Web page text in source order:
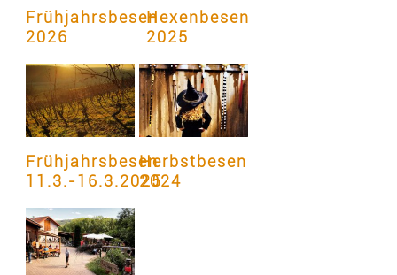
Frühjahrsbesen
2026
Hexenbesen
2025
Frühjahrsbesen
11.3.-16.3.2025
Herbstbesen
2024